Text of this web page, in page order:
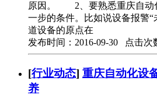
原因。 2、要熟悉重庆自动
一步的条件。比如说设备报警“
道设备的原点在
发布时间：2016-09-30 点击次
[行业动态] 重庆自动化设
养